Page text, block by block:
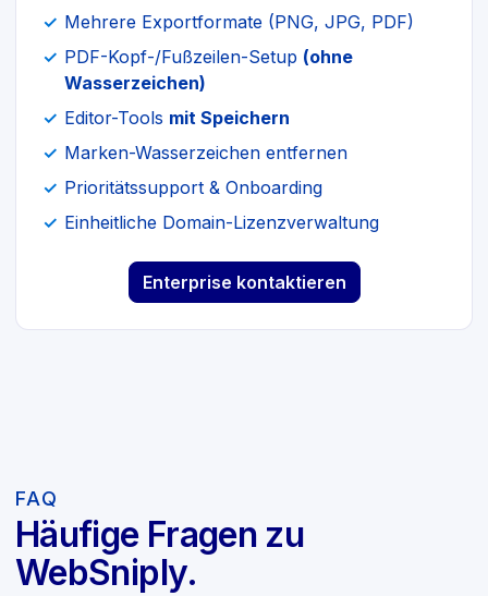
Mehrere Exportformate (PNG, JPG, PDF)
PDF-Kopf-/Fußzeilen-Setup (ohne
Wasserzeichen)
Editor-Tools mit Speichern
Marken-Wasserzeichen entfernen
Prioritätssupport & Onboarding
Einheitliche Domain-Lizenzverwaltung
Enterprise kontaktieren
FAQ
Häufige Fragen zu
WebSniply.